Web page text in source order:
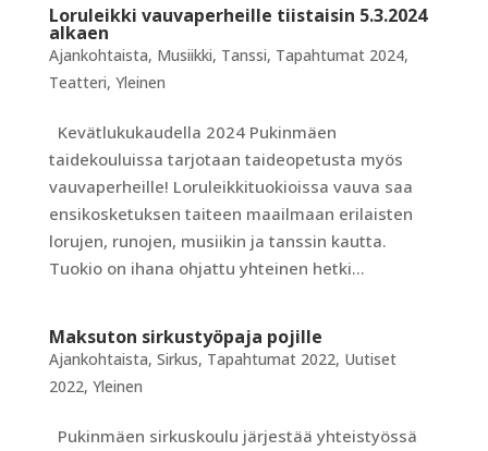
Loruleikki vauvaperheille tiistaisin 5.3.2024
alkaen
Ajankohtaista, Musiikki, Tanssi, Tapahtumat 2024,
Teatteri, Yleinen
Kevätlukukaudella 2024 Pukinmäen
taidekouluissa tarjotaan taideopetusta myös
vauvaperheille! Loruleikkituokioissa vauva saa
ensikosketuksen taiteen maailmaan erilaisten
lorujen, runojen, musiikin ja tanssin kautta.
Tuokio on ihana ohjattu yhteinen hetki...
Maksuton sirkustyöpaja pojille
Ajankohtaista, Sirkus, Tapahtumat 2022, Uutiset
2022, Yleinen
Pukinmäen sirkuskoulu järjestää yhteistyössä